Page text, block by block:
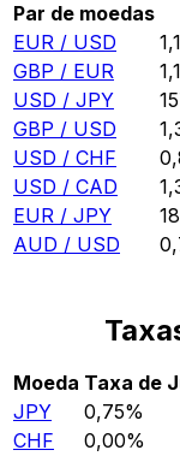
Par de moedas
EUR / USD
GBP / EUR
USD / JPY
GBP / USD
USD / CHF
USD / CAD
EUR / JPY
AUD / USD
Moeda Taxa de
JPY
0,75%
CHF
0,00%